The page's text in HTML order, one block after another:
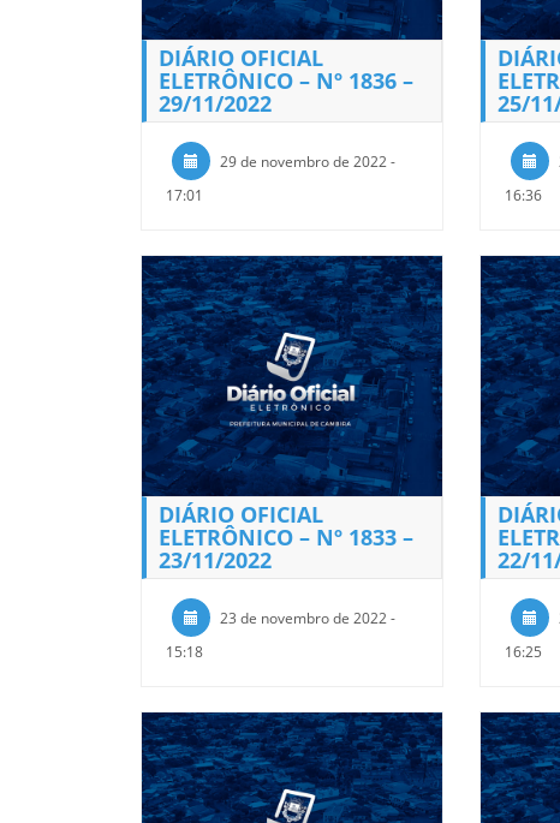
DIÁRIO OFICIAL
ELETRÔNICO – Nº 1836 –
29/11/2022
29 de novembro de 2022 -
17:01
25/
16:36
DIÁRIO OFICIAL
ELETRÔNICO – Nº 1833 –
23/11/2022
23 de novembro de 2022 -
15:18
22/
16:25